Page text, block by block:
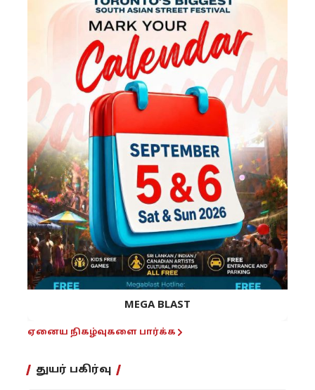
MEGA BLAST
ஏனைய நிகழ்வுகளை பார்க்க
துயர் பகிர்வு